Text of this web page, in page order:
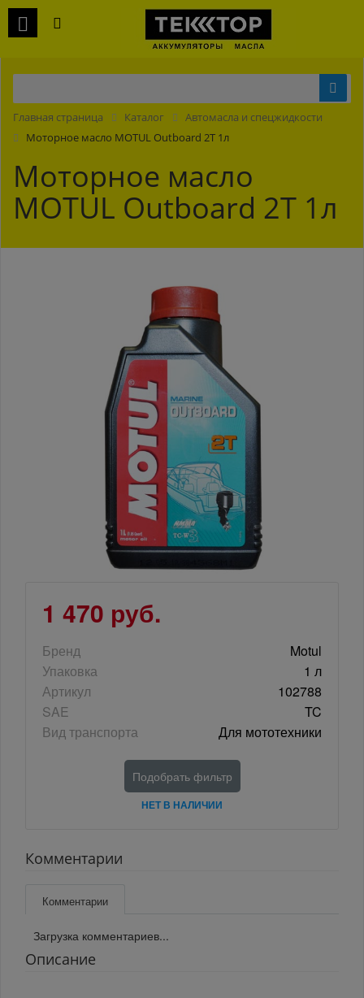
Главная страница Каталог
Автомасла и спецжидкости
Моторное масло MOTUL Outboard 2T 1л
Моторное масло
MOTUL Outboard 2T 1л
1 470 руб.
Бренд
Motul
Упаковка
1 л
Артикул
102788
SAE
TC
Вид транспорта
Для мототехники
Подобрать фильтр
НЕТ В НАЛИЧИИ
Комментарии
Комментарии
Загрузка комментариев...
Описание